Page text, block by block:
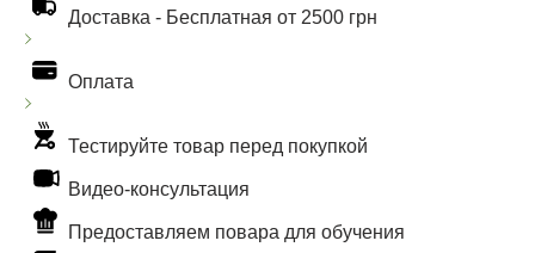
Доставка - Бесплатная от 2500 грн
Оплата
Тестируйте товар перед покупкой
Видео-консультация
Предоставляем повара для обучения